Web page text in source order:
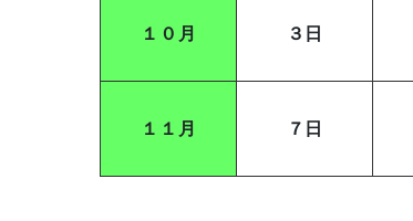
１０月 ３日
１１月 ７日